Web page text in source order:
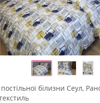
білизни Сеул,